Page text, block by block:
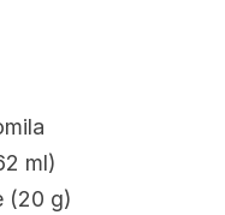
ml)
(20 g)